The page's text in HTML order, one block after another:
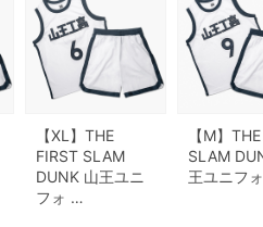
【XL】THE
FIRST SLAM
DUNK 山王ユニ
フォ …
【M】
SLAM
王ユニフ